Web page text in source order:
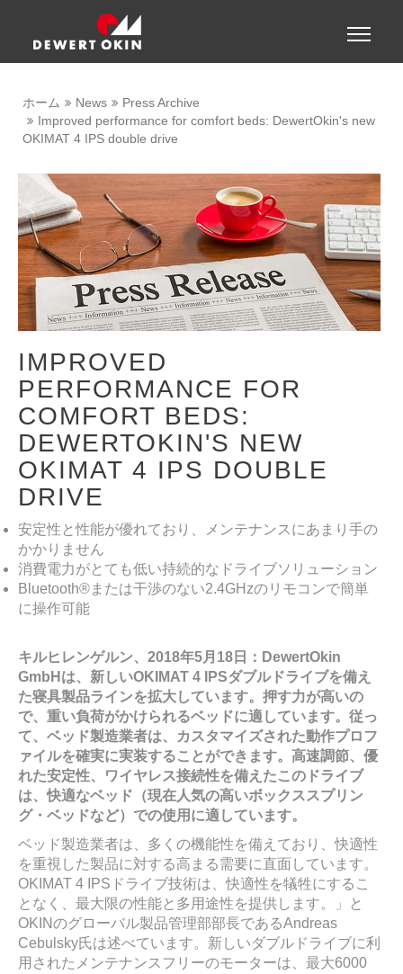
Toggle
ホーム News
Press Archive
Improved performance for comfort beds: DewertOkin's new
OKIMAT 4 IPS double drive
IMPROVED
PERFORMANCE FOR
COMFORT BEDS:
DEWERTOKIN'S NEW
OKIMAT 4 IPS DOUBLE
DRIVE
安定性と性能が優れており、メンテナンスにあまり手の
かかりません
消費電力がとても低い持続的なドライブソリューション
Bluetooth®または干渉のない2.4GHzのリモコンで簡単
に操作可能
キルヒレンゲルン、 2018年5月 18 日： DewertOkin
GmbH は、新しいOKIMAT 4 IPSダブルドライブを備え
た寝具製品ラインを拡大しています。押す力が高いの
で、重い負荷がかけられるベッドに適しています。従っ
て、ベッド製造業者は、カスタマイズされた動作プロフ
ァイルを確実に実装することができます。高速調節、優
れた安定性、ワイヤレス接続性を備えたこのドライブ
は、快適なベッド（現在人気の高いボックススプリン
グ・ベッドなど）での使用に適しています。
ベッド製造業者は、多くの機能性を備えており、快適性
を重視した製品に対する高まる需要に直面しています。
OKIMAT 4 IPSドライブ技術は、快適性を犠牲にするこ
となく、最大限の性能と多用途性を提供します。」と
OKINのグローバル製品管理部部長であるAndreas
Cebulsky氏は述べています。新しいダブルドライブに利
用されたメンテナンスフリーのモーターは、最大6000